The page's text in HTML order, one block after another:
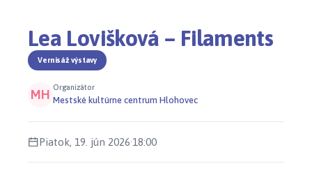
Lea Lovišková – Filaments
Vernisáž výstavy
MH Organizátor
Mestské kultúrne centrum Hlohovec
Piatok, 19. jún 2026·18:00